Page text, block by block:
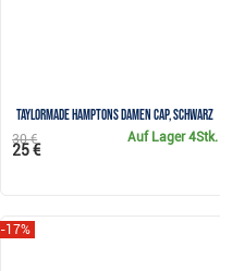
TaylorMade Hamptons Damen Cap, schwarz
Auf Lager4Stk.
30 €
25 €
-17%